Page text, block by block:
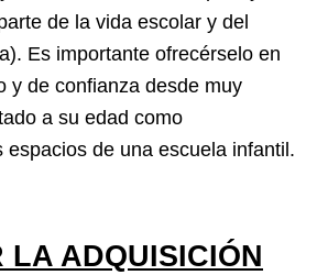
de la vida escolar y del
Es importante ofrecérselo en
y de confianza desde muy
a su edad como
espacios de una escuela infantil.
LA ADQUISICIÓN